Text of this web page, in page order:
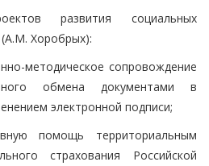
развития социальных
Хоробрых):
методическое сопровождение
обмена документами в
электронной подписи;
помощь территориальным
страхования Российской